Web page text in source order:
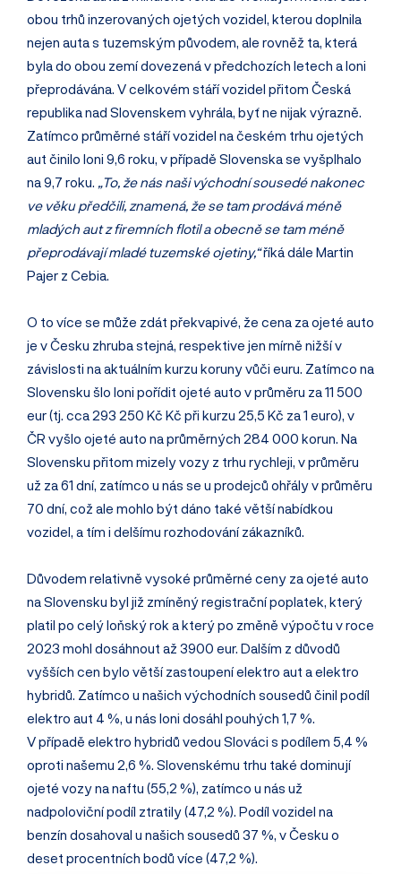
obou trhů inzerovaných ojetých vozidel, kterou doplnila
nejen auta s tuzemským původem, ale rovněž ta, která
byla do obou zemí dovezená v předchozích letech a loni
přeprodávána. V celkovém stáří vozidel přitom Česká
republika nad Slovenskem vyhrála, byť ne nijak výrazně.
Zatímco průměrné stáří vozidel na českém trhu ojetých
aut činilo loni 9,6 roku, v případě Slovenska se vyšplhalo
na 9,7 roku. „To, že nás naši východní sousedé nakonec
ve věku předčili, znamená, že se tam prodává méně
mladých aut z firemních flotil a obecně se tam méně
přeprodávají mladé tuzemské ojetiny,“říká dále Martin
Pajer z Cebia.
O to více se může zdát překvapivé, že cena za ojeté auto
je v Česku zhruba stejná, respektive jen mírně nižší v
závislosti na aktuálním kurzu koruny vůči euru. Zatímco na
Slovensku šlo loni pořídit ojeté auto v průměru za 11 500
eur (tj. cca 293 250 Kč Kč při kurzu 25,5 Kč za 1 euro), v
ČR vyšlo ojeté auto na průměrných 284 000 korun. Na
Slovensku přitom mizely vozy z trhu rychleji, v průměru
už za 61 dní, zatímco u nás se u prodejců ohřály v průměru
70 dní, což ale mohlo být dáno také větší nabídkou
vozidel, a tím i delšímu rozhodování zákazníků.
Důvodem relativně vysoké průměrné ceny za ojeté auto
na Slovensku byl již zmíněný registrační poplatek, který
platil po celý loňský rok a který po změně výpočtu v roce
2023 mohl dosáhnout až 3900 eur. Dalším z důvodů
vyšších cen bylo větší zastoupení elektro aut a elektro
hybridů. Zatímco u našich východních sousedů činil podíl
elektro aut 4 %, u nás loni dosáhl pouhých 1,7 %.
V případě elektro hybridů vedou Slováci s podílem 5,4 %
oproti našemu 2,6 %. Slovenskému trhu také dominují
ojeté vozy na naftu (55,2 %), zatímco u nás už
nadpoloviční podíl ztratily (47,2 %). Podíl vozidel na
benzín dosahoval u našich sousedů 37 %, v Česku o
deset procentních bodů více (47,2 %).